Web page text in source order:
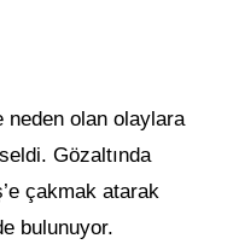
neden olan olaylara
Gözaltında
çakmak atarak
bulunuyor.